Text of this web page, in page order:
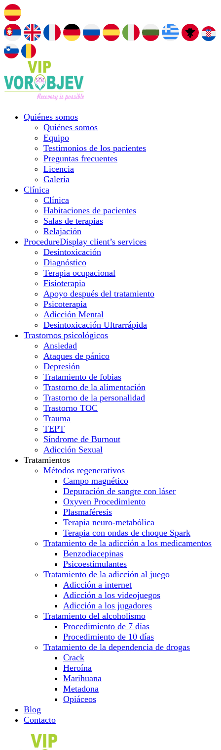
Quiénes somos
Quiénes somos
Equipo
Testimonios de los pacientes
Preguntas frecuentes
Licencia
Galería
Clínica
Clínica
Habitaciones de pacientes
Salas de terapias
Relajación
ProcedureDisplay client’s services
Desintoxicación
Diagnóstico
Terapia ocupacional
Fisioterapia
Apoyo después del tratamiento
Psicoterapia
Adicción Mental
Desintoxicación Ultrarrápida
Trastornos psicológicos
Ansiedad
Ataques de pánico
Depresión
Tratamiento de fobias
Trastorno de la alimentación
Trastorno de la personalidad
Trastorno TOC
Trauma
TEPT
Síndrome de Burnout
Adicción Sexual
Tratamientos
Métodos regenerativos
Campo magnético
Depuración de sangre con láser
Oxyven Procedimiento
Plasmaféresis
Terapia neuro-metabólica
Terapia con ondas de choque Spark
Tratamiento de la adicción a los medicamentos
Benzodiacepinas
Psicoestimulantes
Tratamiento de la adicción al juego
Adicción a internet
Adicción a los videojuegos
Adicción a los jugadores
Tratamiento del alcoholismo
Procedimiento de 7 días
Procedimiento de 10 días
Tratamiento de la dependencia de drogas
Crack
Heroína
Marihuana
Metadona
Opiáceos
Blog
Contacto